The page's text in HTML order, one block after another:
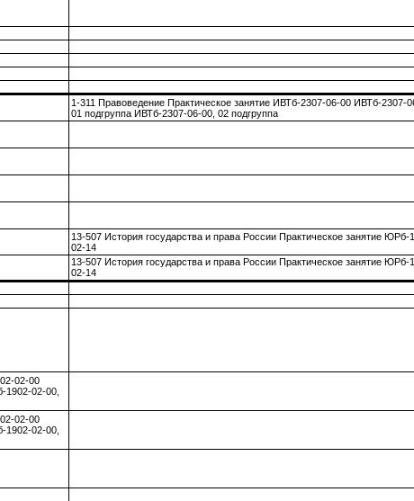
1-311 Правоведение Практическое занятие ИВТб-2307-06-00 ИВТб-2307-
01 подгруппа ИВТб-2307-06-00, 02 подгруппа
13-507 История государства и права России Практическое занятие ЮРб-
02-14
13-507 История государства и права России Практическое занятие ЮРб-
02-14
02-00
02-00,
02-00
02-00,